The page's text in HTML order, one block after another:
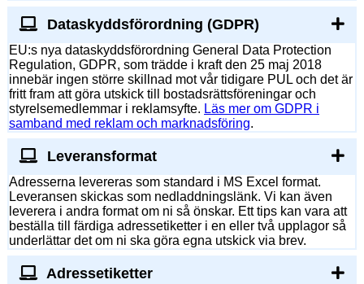
Dataskyddsförordning (GDPR)
EU:s nya dataskyddsförordning General Data Protection
Regulation, GDPR, som trädde i kraft den 25 maj 2018
innebär ingen större skillnad mot vår tidigare PUL och det är
fritt fram att göra utskick till bostadsrättsföreningar och
styrelsemedlemmar i reklamsyfte. Läs mer om GDPR i
samband med reklam och marknadsföring.
Leveransformat
Adresserna levereras som standard i MS Excel format.
Leveransen skickas som nedladdningslänk. Vi kan även
leverera i andra format om ni så önskar. Ett tips kan vara att
beställa till färdiga adressetiketter i en eller två upplagor så
underlättar det om ni ska göra egna utskick via brev.
Adressetiketter